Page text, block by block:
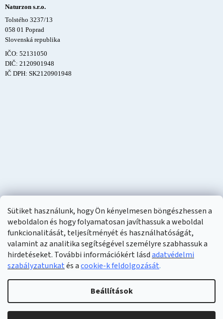
Sütiket használunk, hogy Ön kényelmesen böngészhessen a
weboldalon és hogy folyamatosan javíthassuk a weboldal
funkcionalitását, teljesítményét és használhatóságát,
valamint az analitika segítségével személyre szabhassuk a
hirdetéseket. További információkért lásdadatvédelmi
szabályzatunkatés acookie-k feldolgozását.
Beállítások
Naturzon s.r.o.
Tolstého 3237/13
058 01 Poprad
Slovenská republika
IČO: 52131050
DIČ: 2120901948
IČ DPH: SK2120901948
Shoptet készítette